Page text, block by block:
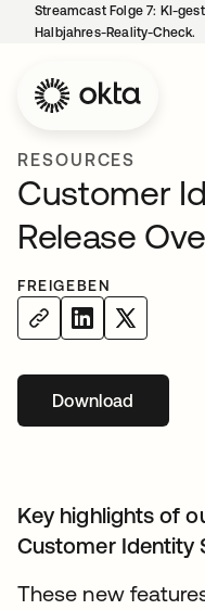
Streamcast Folge 7: KI-
Halbjahres-Reality-Check.
RESOURCES
Customer
Release
FREIGEBEN
Downloadwird in einer
Key highlights of
Customer Identity
These new